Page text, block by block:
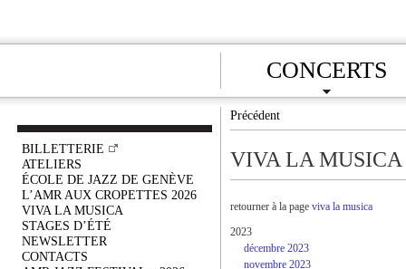
CONCERTS
BILLETTERIE
ATELIERS
ÉCOLE DE JAZZ DE GENÈVE
L’AMR AUX CROPETTES 2026
VIVA LA MUSICA
STAGES D’ÉTÉ
NEWSLETTER
CONTACTS
Précédent
VIVA LA MUSICA
retourner à la page viva la musica
2023
décembre 2023
novembre 2023